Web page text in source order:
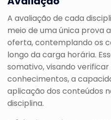
A avaliação de cada
meio de uma única prova
oferta, contemplando os
longo da carga horária.
somativo, visando verificar
conhecimentos, a
aplicação dos conteúdos
disciplina.